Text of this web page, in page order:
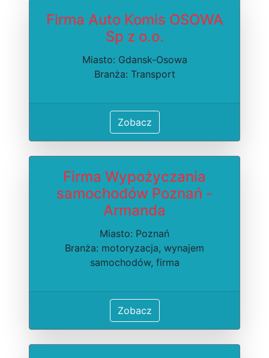
Firma Auto Komis OSOWA
Sp z o.o.
Miasto: Gdansk-Osowa
Branża: Transport
Zobacz
Firma Wypożyczania
samochodów Poznań -
Armanda
Miasto: Poznań
Branża: motoryzacja, wynajem
samochodów, firma
Zobacz